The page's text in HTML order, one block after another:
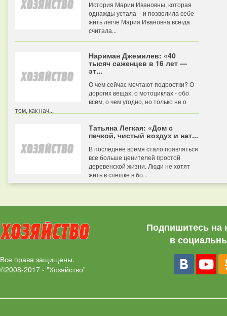
История Марии Ивановны, которая
однажды устала – и позволила себе
жить легче Мария Ивановна всегда
считала...
Нариман Джемилев: «40
тысяч саженцев в 16 лет —
эт...
О чем сейчас мечтают подростки? О
дорогих вещах, о мотоциклах - обо
всем, о чем угодно, но только не о
том, как нач...
Татьяна Легкая: «Дом с
печкой, чистый воздух и нат...
В последнее время стало появляться
все больше ценителей простой
деревенской жизни. Люди не хотят
жить в спешке в бо...
Все права защищены.
©2008-2017 - "Хозяйство"
Подпишитесь на
в